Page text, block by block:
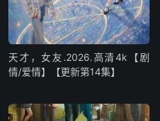
天才，女友.2026.高清4k【剧
情/爱情】【更新第14集】